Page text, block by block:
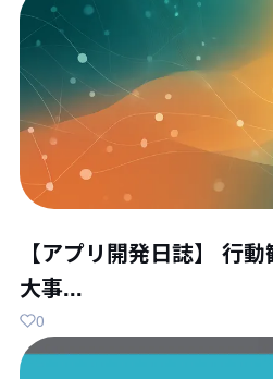
【アプリ開発日誌】 行
大事...
0